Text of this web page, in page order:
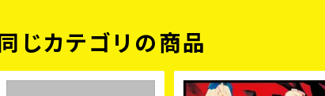
同じカテゴリの商品